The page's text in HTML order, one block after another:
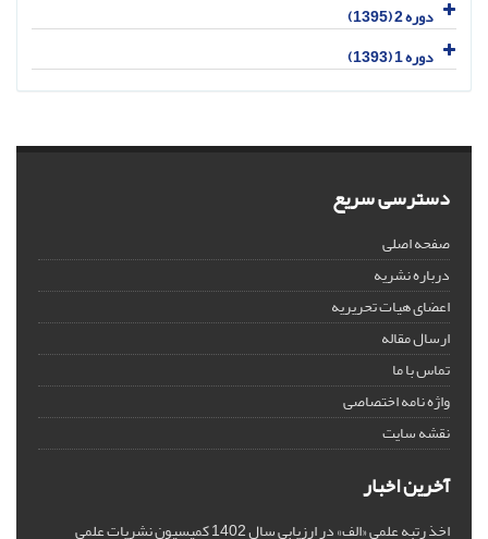
دوره 2 (1395)
دوره 1 (1393)
دسترسی سریع
صفحه اصلی
درباره نشریه
اعضای هیات تحریریه
ارسال مقاله
تماس با ما
واژه نامه اختصاصی
نقشه سایت
آخرین اخبار
اخذ رتبه علمی «الف» در ارزیابی سال 1402 کمیسیون نشریات علمی